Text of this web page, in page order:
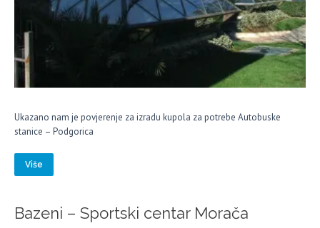
Ukazano nam je povjerenje za izradu kupola za potrebe Autobuske
stanice – Podgorica
Više
Bazeni – Sportski centar Morača